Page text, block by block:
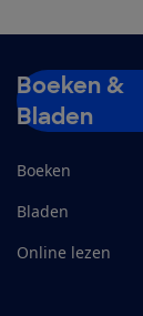
Boeken &
Bladen
Boeken
Bladen
Online lezen